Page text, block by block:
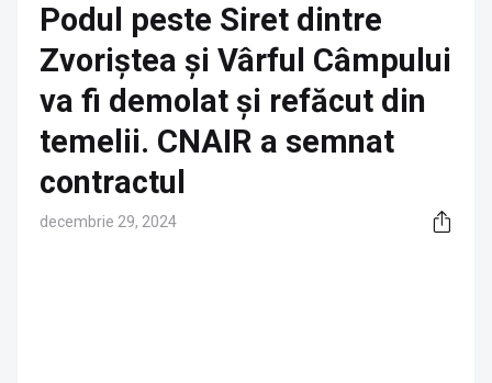
Podul peste Siret dintre
Zvoriștea și Vârful Câmpului
va fi demolat și refăcut din
temelii. CNAIR a semnat
contractul
decembrie 29, 2024